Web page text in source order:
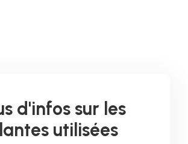
d'infos sur les
utilisées